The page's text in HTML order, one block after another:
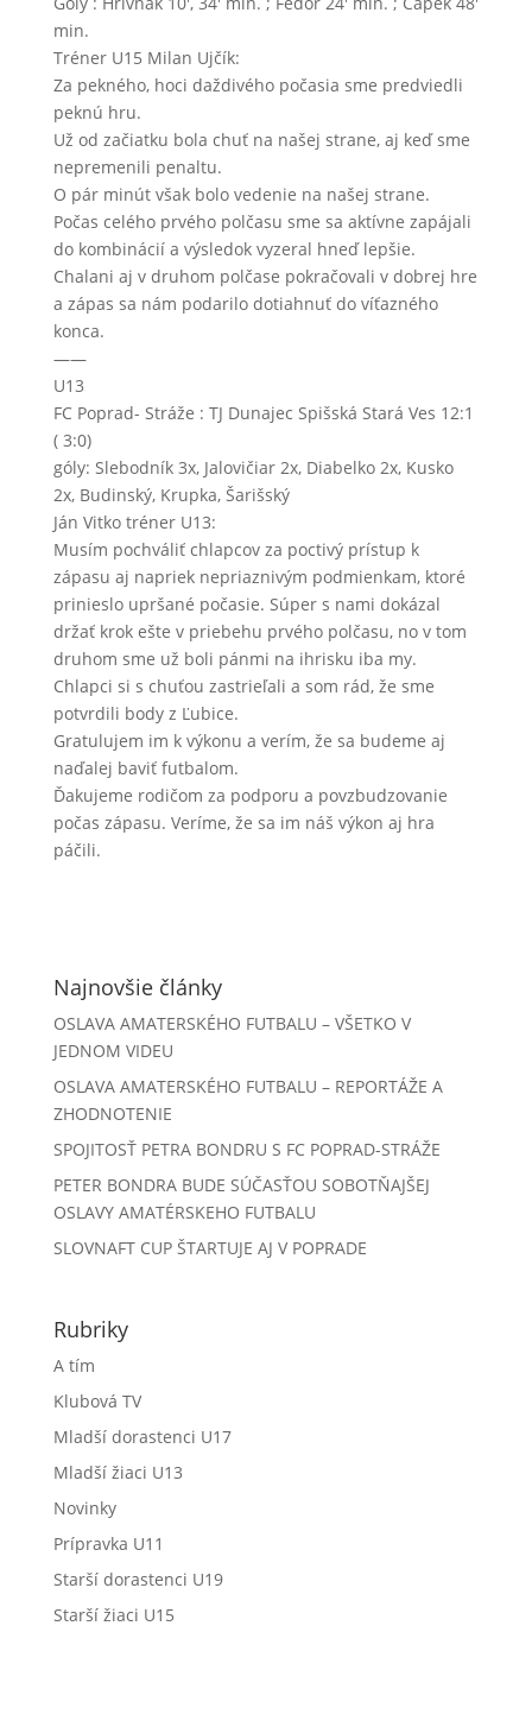
min.
Tréner U15 Milan Ujčík:
Za pekného, hoci daždivého počasia sme predviedli
peknú hru.
Už od začiatku bola chuť na našej strane, aj keď sme
nepremenili penaltu.
O pár minút však bolo vedenie na našej strane.
Počas celého prvého polčasu sme sa aktívne zapájali
do kombinácií a výsledok vyzeral hneď lepšie.
Chalani aj v druhom polčase pokračovali v dobrej hre
a zápas sa nám podarilo dotiahnuť do víťazného
konca.
——
U13
FC Poprad- Stráže : TJ Dunajec Spišská Stará Ves 12:1
( 3:0)
góly: Slebodník 3x, Jalovičiar 2x, Diabelko 2x, Kusko
2x, Budinský, Krupka, Šarišský
Ján Vitko tréner U13:
Musím pochváliť chlapcov za poctivý prístup k
zápasu aj napriek nepriaznivým podmienkam, ktoré
prinieslo upršané počasie. Súper s nami dokázal
držať krok ešte v priebehu prvého polčasu, no v tom
druhom sme už boli pánmi na ihrisku iba my.
Chlapci si s chuťou zastrieľali a som rád, že sme
potvrdili body z Ľubice.
Gratulujem im k výkonu a verím, že sa budeme aj
naďalej baviť futbalom.
Ďakujeme rodičom za podporu a povzbudzovanie
počas zápasu. Veríme, že sa im náš výkon aj hra
páčili.
Najnovšie články
OSLAVA AMATERSKÉHO FUTBALU – VŠETKO V
JEDNOM VIDEU
OSLAVA AMATERSKÉHO FUTBALU – REPORTÁŽE A
ZHODNOTENIE
SPOJITOSŤ PETRA BONDRU S FC POPRAD-STRÁŽE
PETER BONDRA BUDE SÚČASŤOU SOBOTŇAJŠEJ
OSLAVY AMATÉRSKEHO FUTBALU
SLOVNAFT CUP ŠTARTUJE AJ V POPRADE
Rubriky
A tím
Klubová TV
Mladší dorastenci U17
Mladší žiaci U13
Novinky
Prípravka U11
Starší dorastenci U19
Starší žiaci U15